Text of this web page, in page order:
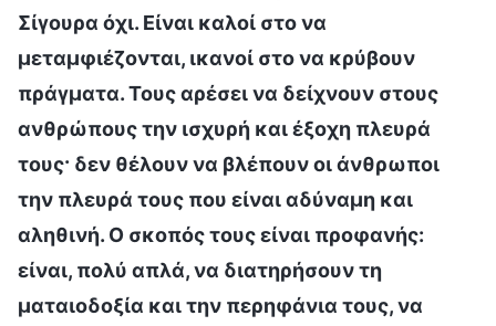
Σίγουρα όχι. Είναι καλοί στο να
μεταμφιέζονται, ικανοί στο να κρύβουν
πράγματα. Τους αρέσει να δείχνουν στους
ανθρώπους την ισχυρή και έξοχη πλευρά
τους· δεν θέλουν να βλέπουν οι άνθρωποι
την πλευρά τους που είναι αδύναμη και
αληθινή. Ο σκοπός τους είναι προφανής:
είναι, πολύ απλά, να διατηρήσουν τη
ματαιοδοξία και την περηφάνια τους, να